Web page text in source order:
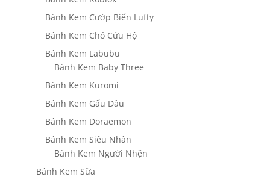
Bánh Kem Cướp Biển Luffy
Bánh Kem Chó Cứu Hộ
Bánh Kem Labubu
Bánh Kem Baby Three
Bánh Kem Kuromi
Bánh Kem Gấu Dâu
Bánh Kem Doraemon
Bánh Kem Siêu Nhân
Bánh Kem Người Nhện
Bánh Kem Sữa